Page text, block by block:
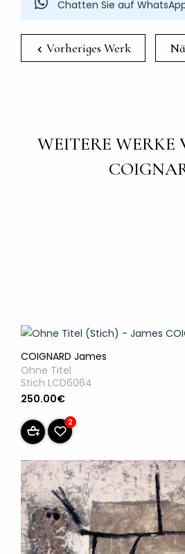
Chatten Sie auf
Vorheriges Werk
WEITERE WERKE
COIGNARD James
Ohne Titel
Stich LCD6064
250.00€
2